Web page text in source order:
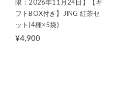
限：2026年11月24日】【ギ
フトBOX付き】JING 紅茶セ
ット(4種×5袋)
¥4,900